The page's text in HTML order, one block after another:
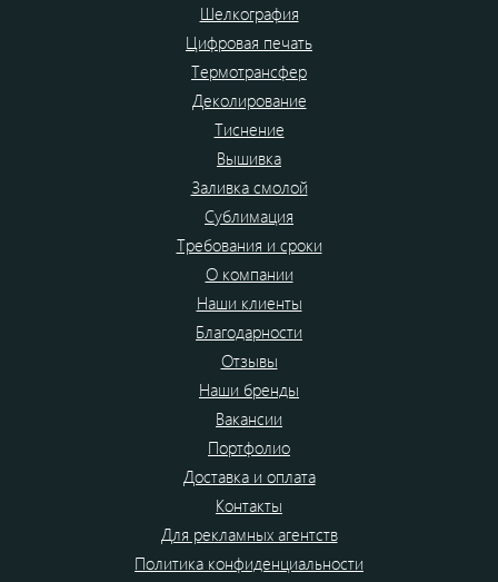
Шелкография
Цифровая печать
Термотрансфер
Деколирование
Тиснение
Вышивка
Заливка смолой
Сублимация
Требования и сроки
О компании
Наши клиенты
Благодарности
Отзывы
Наши бренды
Вакансии
Портфолио
Доставка и оплата
Контакты
Для рекламных агентств
Политика конфиденциальности